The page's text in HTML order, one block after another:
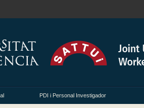
PDI i Personal Investigador